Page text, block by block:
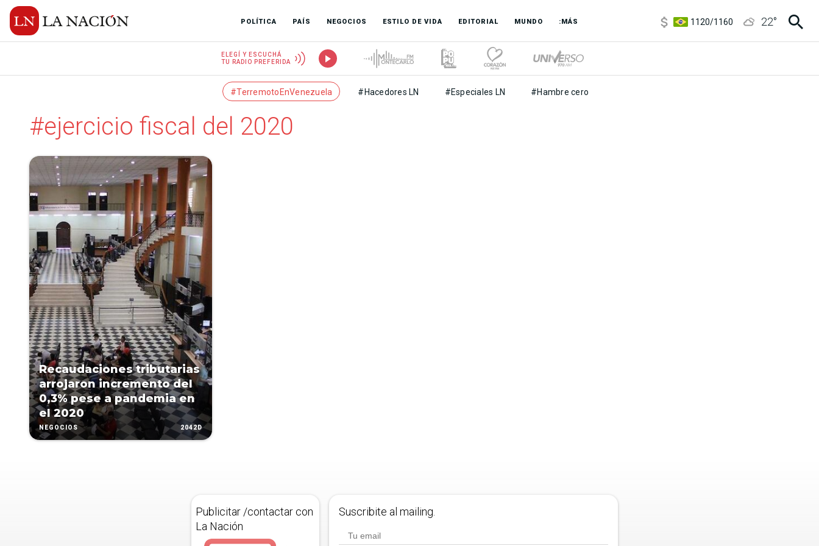
POLÍTICA PAÍS NEGOCIOS ESTILO DE VIDA EDITORIAL MUNDO :MÁS
1120/1160
22°
ELEGÍ Y ESCUCHÁ
TU RADIO PREFERIDA
#TerremotoEnVenezuela #Hacedores LN #Especiales LN #Hambre cero
#ejercicio fiscal del 2020
Recaudaciones tributarias
arrojaron incremento del
0,3% pese a pandemia en
el 2020
NEGOCIOS 2042D
Publicitar /contactar con
La Nación
Suscribite al mailing.